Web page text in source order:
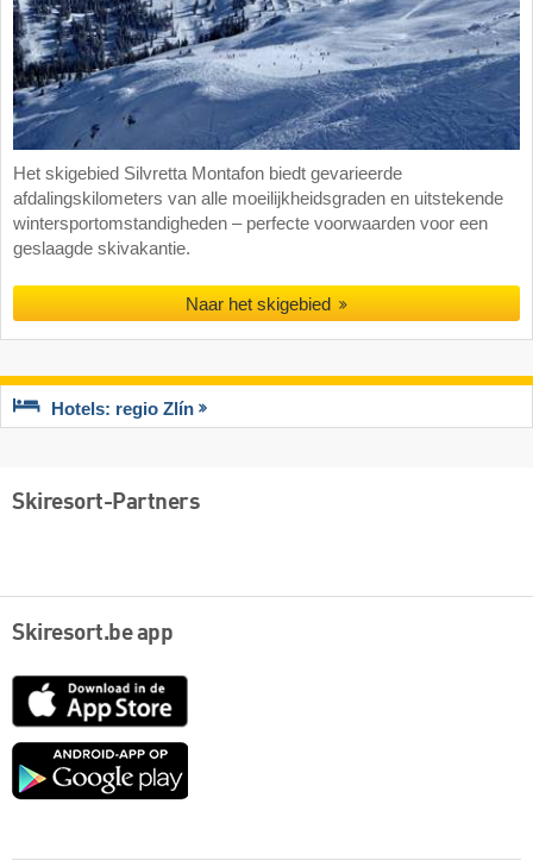
Het skigebied Silvretta Montafon biedt gevarieerde
afdalingskilometers van alle moeilijkheidsgraden en uitstekende
wintersportomstandigheden – perfecte voorwaarden voor een
geslaagde skivakantie.
Naar het skigebied
Hotels: regio Zlín
Skiresort-Partners
Skiresort.be app
App
Google